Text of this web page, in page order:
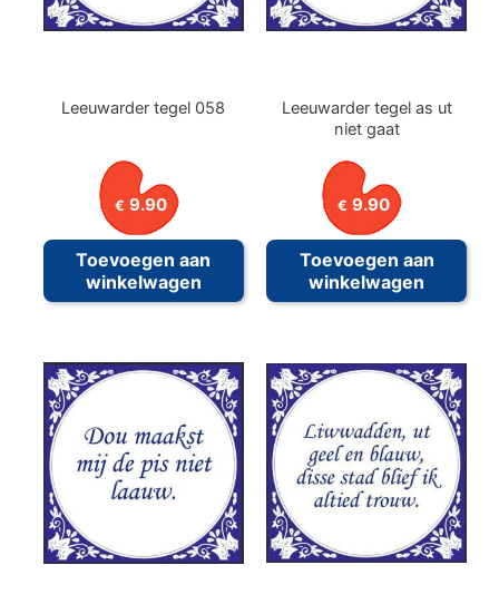
Leeuwarder tegel 058
€ 9.90
Toevoegen aan
winkelwagen
Leeuwarder tegel as ut
niet gaat
€ 9.90
Toevoegen aan
winkelwagen